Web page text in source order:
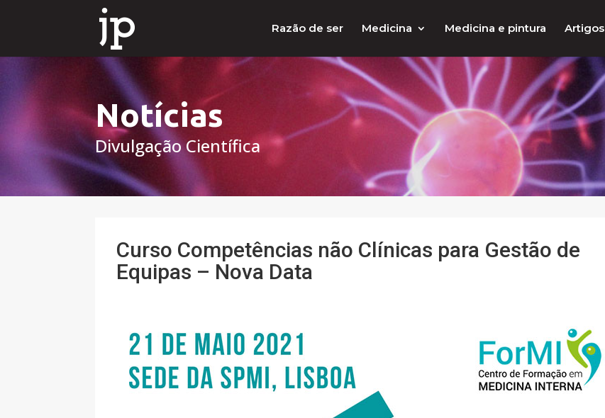
Razão de ser Medicina Medicina e pintura Artigos
Notícias
Divulgação Científica
Curso Competências não Clínicas para Gestão de
Equipas – Nova Data